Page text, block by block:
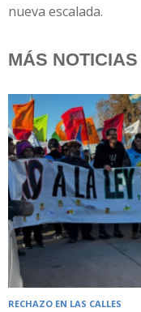
nueva escalada.
MÁS NOTICIAS
RECHAZO EN LAS CALLES